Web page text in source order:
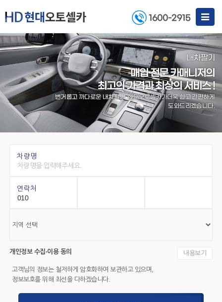
Toggle
1600-2915
내차팔기
매입 전문 카매니저의
최고의 가격과 최상의 서비스 !
번거롭고 까다로운 내차팔기, 현대오토셀카가더욱 쉽고 간편하게
도와드리겠습니다.
차량명
연락처
개인정보 수집·이용 동의 내용보기
고객님의 정보는 철저하게 암호화하여 보관하고 있으며,
정보보호를 위해 최선을 다하겠습니다.